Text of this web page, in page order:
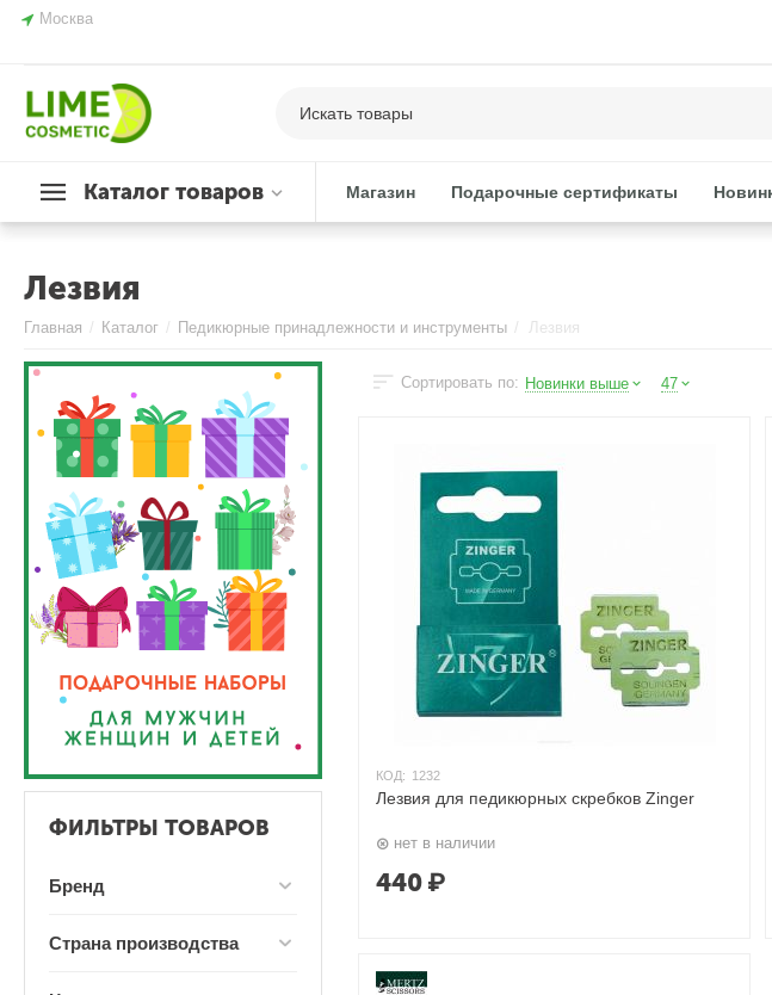
Москва
Каталог товаров Магазин Подарочные сертификаты
Лезвия
Главная / Каталог / Педикюрные принадлежности и инструменты / Лезвия
Сортировать по: Новинки выше 47
КОД: 1232
Лезвия для педикюрных скребков Zinger
нет в наличии
440 ₽
ФИЛЬТРЫ ТОВАРОВ
Бренд
Страна производства